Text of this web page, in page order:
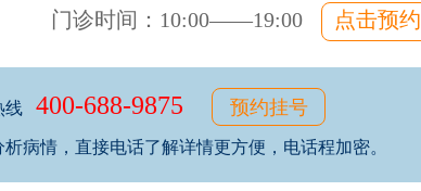
门诊时间：10:00——19:00 点击预约
线 400-688-9875 预约挂号
析病情，直接电话了解详情更方便，电话程加密。